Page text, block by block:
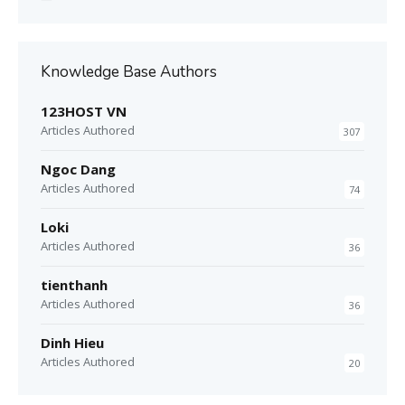
Knowledge Base Authors
123HOST VN
Articles Authored 307
Ngoc Dang
Articles Authored 74
Loki
Articles Authored 36
tienthanh
Articles Authored 36
Dinh Hieu
Articles Authored 20